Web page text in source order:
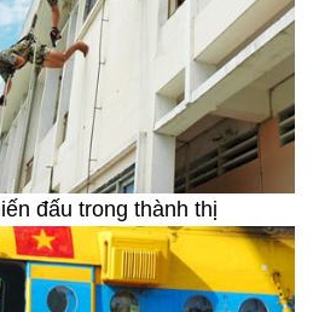
đấu trong thành thị